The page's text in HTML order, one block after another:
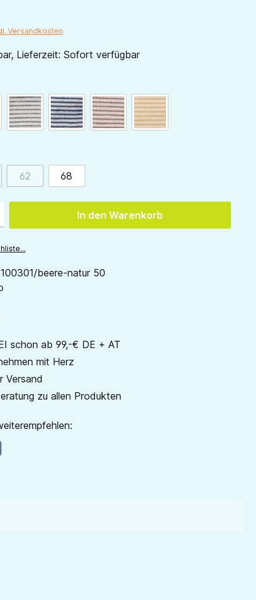
Versandkosten
Lieferzeit: Sofort verfügbar
naturhellgrau-naturmarine-naturmauve-natursand-natur
Option ist zurzeit nicht verfügbar.)
62(Diese Option ist zurzeit nicht verfügbar.)
68
In den Warenkorb
100301/beere-natur 50
schon ab 99,-€ DE + AT
mit Herz
Versand
zu allen Produkten